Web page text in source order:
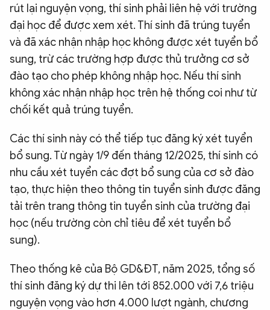
rút lại nguyện vọng, thí sinh phải liên hệ với trường
đại học để được xem xét. Thí sinh đã trúng tuyển
và đã xác nhận nhập học không được xét tuyển bổ
sung, trừ các trường hợp được thủ trưởng cơ sở
đào tạo cho phép không nhập học. Nếu thí sinh
không xác nhận nhập học trên hệ thống coi như từ
chối kết quả trúng tuyển.
Các thí sinh này có thể tiếp tục đăng ký xét tuyển
bổ sung. Từ ngày 1/9 đến tháng 12/2025, thí sinh có
nhu cầu xét tuyển các đợt bổ sung của cơ sở đào
tạo, thực hiện theo thông tin tuyển sinh được đăng
tải trên trang thông tin tuyển sinh của trường đại
học (nếu trường còn chỉ tiêu để xét tuyển bổ
sung).
Theo thống kê của Bộ GD&ĐT, năm 2025, tổng số
thí sinh đăng ký dự thi lên tới 852.000 với 7,6 triệu
nguyện vọng vào hơn 4.000 lượt ngành, chương